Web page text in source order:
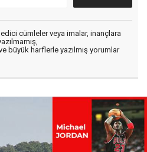
cümleler veya imalar, inançlara
büyük harflerle yazılmış yorumlar